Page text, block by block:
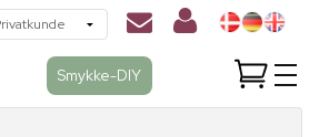
Smykke-DIY